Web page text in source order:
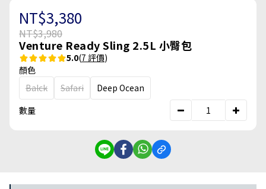
NT$3,380
NT$3,980
Venture Ready Sling 2.5L 小臀包
5.0(7 評價)
顏色
Balck
Safari
Deep Ocean
數量